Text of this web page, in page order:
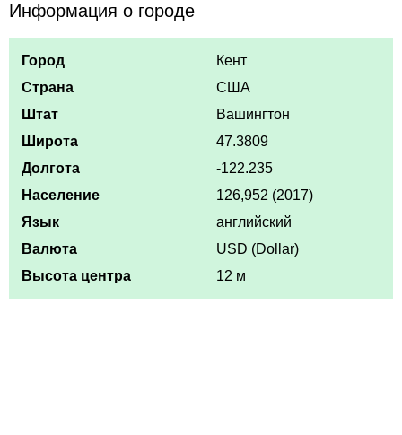
Информация о городе
Город
Кент
Страна
США
Штат
Вашингтон
Широта
47.3809
Долгота
-122.235
Население
126,952 (2017)
Язык
английский
Валюта
USD (Dollar)
Высота центра
12 м